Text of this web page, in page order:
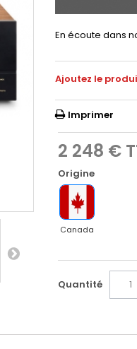
En écoute dans
Ajoutez le
Imprimer
2 248 €
Origine
Canada
Quantité